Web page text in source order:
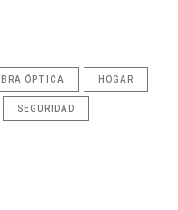
ÓPTICA HOGAR
SEGURIDAD